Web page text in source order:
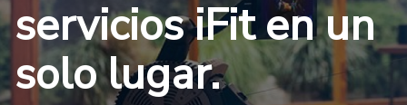
servicios iFit en un
solo lugar.